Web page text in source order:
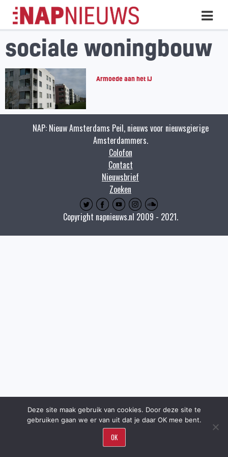
Skip
naar
inhoud
sociale woningbouw
Armoede aan het IJ
NAP: Nieuw Amsterdams Peil, nieuws voor nieuwsgierige
Amsterdammers.
Colofon
Contact
Nieuwsbrief
Zoeken
Copyright napnieuws.nl 2009 - 2021.
Deze site maak gebruik van cookies. Door deze site te
gebruiken gaan we er van uit dat je daar OK mee bent.
OK